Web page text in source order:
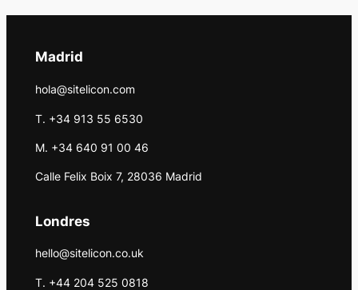
Madrid
hola@sitelicon.com
T. +34 913 55 6530
M. +34 640 91 00 46
Calle Felix Boix 7, 28036 Madrid
Londres
hello@sitelicon.co.uk
T. +44 204 525 0818